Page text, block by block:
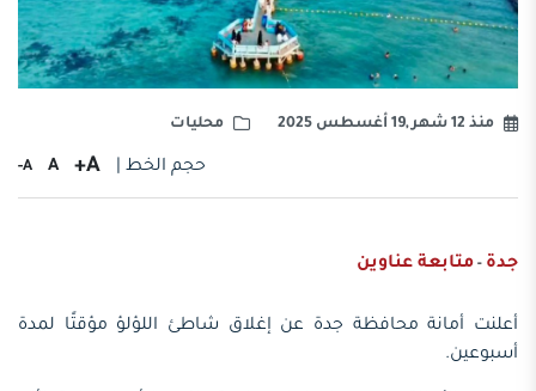
منذ 12 شهر ,19 أغسطس 2025 محليات
حجم الخط | A+
A
A-
جدة - متابعة عناوين
أعلنت أمانة محافظة جدة عن إغلاق شاطئ اللؤلؤ مؤقتًا لمدة
أسبوعين.